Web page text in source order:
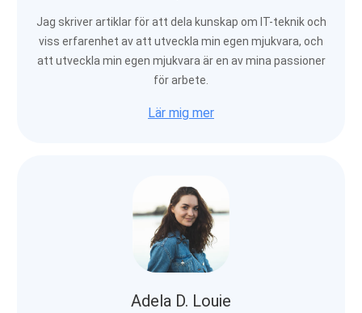
Jag skriver artiklar för att dela kunskap om IT-teknik och
viss erfarenhet av att utveckla min egen mjukvara, och
att utveckla min egen mjukvara är en av mina passioner
för arbete.
Lär mig mer
Adela D. Louie